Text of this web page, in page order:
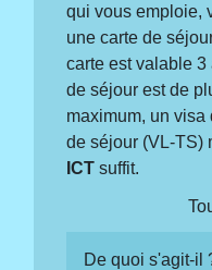
qui vous emploie,
une carte de
carte est valable
de séjour est de
maximum, un
de séjour (VL-TS)
ICT suffit.
De quoi s'agit-il